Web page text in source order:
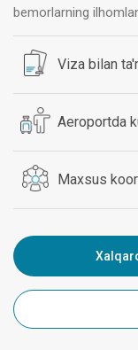
bemorlarning
Viza bilan
Aeroportda
Maxsus